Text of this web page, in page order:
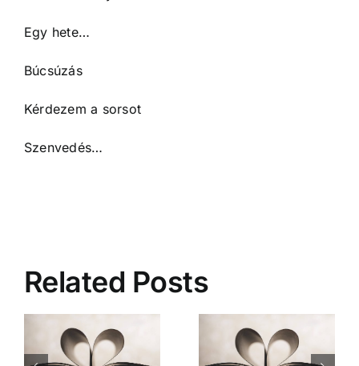
Egy hete…
Búcsúzás
Kérdezem a sorsot
Szenvedés…
Related Posts